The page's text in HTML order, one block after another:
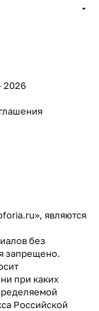
2026
являются
без
запрещено.
при каких
Российской